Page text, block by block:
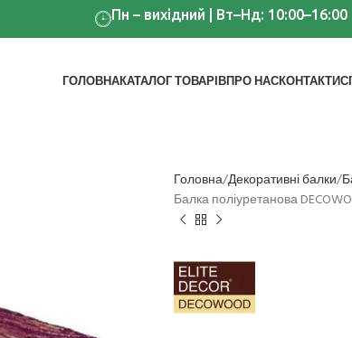
Пн – вихідний | Вт–Нд: 10:00–16:00
ГОЛОВНАКАТАЛОГ ТОВАРІВПРО НАСКОНТАКТИ
Головна Декоративні балки
Балка поліуретанова